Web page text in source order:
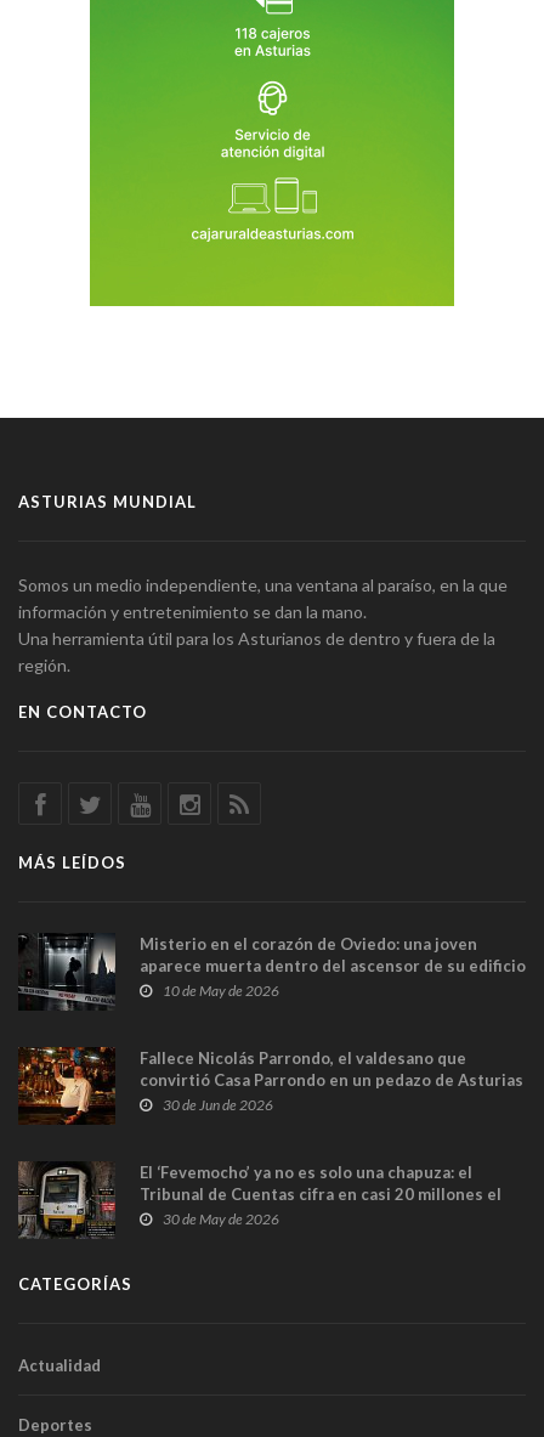
ASTURIAS MUNDIAL
Somos un medio independiente, una ventana al paraíso, en la que
información y entretenimiento se dan la mano.
Una herramienta útil para los Asturianos de dentro y fuera de la
región.
EN CONTACTO
MÁS LEÍDOS
Misterio en el corazón de Oviedo: una joven
aparece muerta dentro del ascensor de su edificio
y las cámaras captan sus últimos minutos
10 de May de 2026
Fallece Nicolás Parrondo, el valdesano que
convirtió Casa Parrondo en un pedazo de Asturias
en Madrid
30 de Jun de 2026
El ‘Fevemocho’ ya no es solo una chapuza: el
Tribunal de Cuentas cifra en casi 20 millones el
sobrecoste de los trenes que no cabían por los
30 de May de 2026
CATEGORÍAS
Actualidad
Deportes